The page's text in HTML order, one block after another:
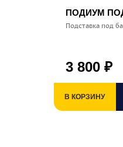
ПОДИУМ
Подставка под
3 800 ₽
В КОРЗИНУ